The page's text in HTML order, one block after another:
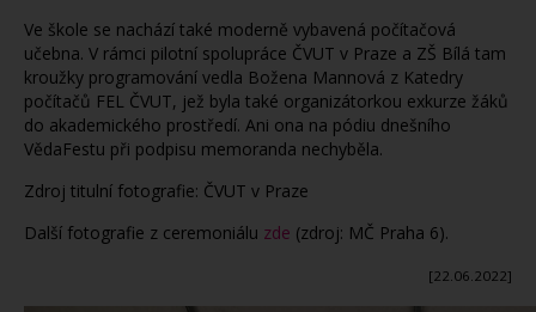
Ve škole se nachází také moderně vybavená počítačová
učebna. V rámci pilotní spolupráce ČVUT v Praze a ZŠ Bílá tam
kroužky programování vedla Božena Mannová z Katedry
počítačů FEL ČVUT, jež byla také organizátorkou exkurze žáků
do akademického prostředí. Ani ona na pódiu dnešního
VědaFestu při podpisu memoranda nechyběla.
Zdroj titulní fotografie: ČVUT v Praze
Další fotografie z ceremoniálu zde (zdroj: MČ Praha 6).
[22.06.2022]